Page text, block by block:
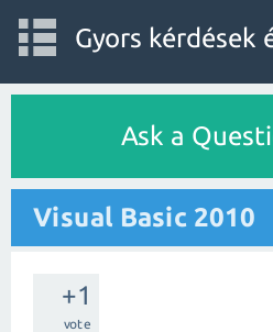
Gyors kérdések
Ask a
Visual Basic 2010
+1
vote